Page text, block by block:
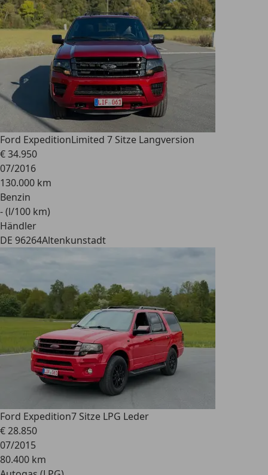
Ford ExpeditionLimited 7 Sitze Langversion
€ 34.950
07/2016
130.000 km
Benzin
- (l/100 km)
Händler
DE 96264Altenkunstadt
Ford Expedition7 Sitze LPG Leder
€ 28.850
07/2015
80.400 km